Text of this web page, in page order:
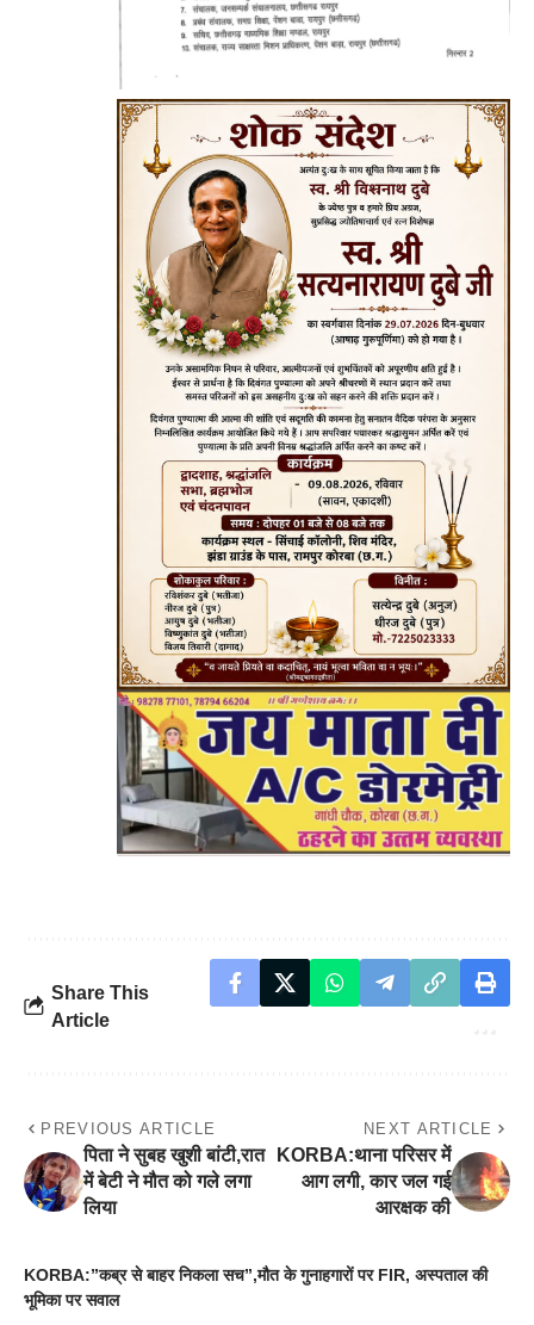
Share This
Article
PREVIOUS ARTICLE
पिता ने सुबह खुशी बांटी,रात
में बेटी ने मौत को गले लगा
लिया
NEXT ARTICLE
KORBA:थाना परिसर में
आग लगी, कार जल गई
आरक्षक की
KORBA:”कब्र से बाहर निकला सच”,मौत के गुनाहगारों पर FIR, अस्पताल की
भूमिका पर सवाल